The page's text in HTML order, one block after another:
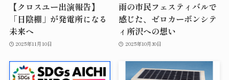
【クロスユー出演報告】
「日陰棚」が発電所になる
未来へ
2025年11月10日
雨の市民フェスティバルで
感じた、ゼロカーボンシテ
ィ所沢への想い
2025年10月30日